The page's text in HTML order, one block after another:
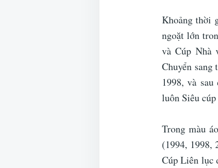
Khoảng thời
ngoặt lớn
và Cúp Nhà
Chuyển
1998, và
luôn Siêu
Trong màu
(1994, 1998,
Cúp Liên lục